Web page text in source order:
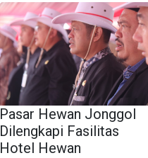
Pasar Hewan Jonggol
Dilengkapi Fasilitas
Hotel Hewan